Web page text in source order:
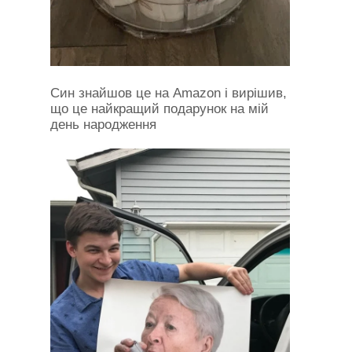
Син знайшов це на Amazon і вирішив,
що це найкращий подарунок на мій
день народження